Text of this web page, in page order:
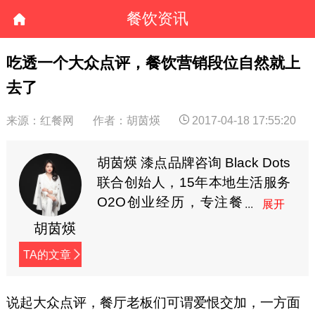
餐饮资讯
吃透一个大众点评，餐饮营销段位自然就上
去了
来源：红餐网 作者：胡茵煐 2017-04-18 17:55:20
胡茵煐
TA的文章
胡茵煐 漆点品牌咨询 Black Dots
联合创始人，15年本地生活服务
O2O创业经历，专注餐
样、蘇小柳点心专门店、陈记顺
说起大众点评，餐厅老板们可谓爱恨交加，一方面